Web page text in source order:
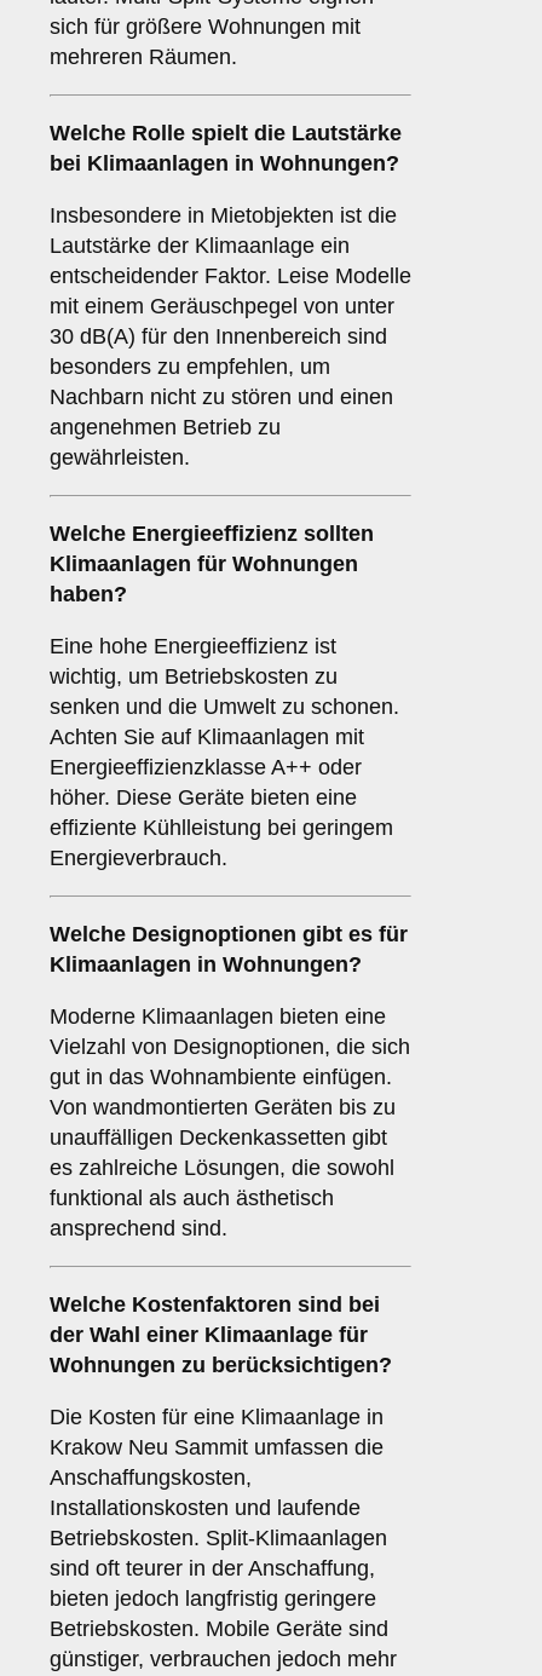
sich für größere Wohnungen mit
mehreren Räumen.
Welche Rolle spielt die Lautstärke
bei Klimaanlagen in Wohnungen?
Insbesondere in Mietobjekten ist die
Lautstärke der Klimaanlage ein
entscheidender Faktor. Leise Modelle
mit einem Geräuschpegel von unter
30 dB(A) für den Innenbereich sind
besonders zu empfehlen, um
Nachbarn nicht zu stören und einen
angenehmen Betrieb zu
gewährleisten.
Welche Energieeffizienz sollten
Klimaanlagen für Wohnungen
haben?
Eine hohe Energieeffizienz ist
wichtig, um Betriebskosten zu
senken und die Umwelt zu schonen.
Achten Sie auf Klimaanlagen mit
Energieeffizienzklasse A++ oder
höher. Diese Geräte bieten eine
effiziente Kühlleistung bei geringem
Energieverbrauch.
Welche Designoptionen gibt es für
Klimaanlagen in Wohnungen?
Moderne Klimaanlagen bieten eine
Vielzahl von Designoptionen, die sich
gut in das Wohnambiente einfügen.
Von wandmontierten Geräten bis zu
unauffälligen Deckenkassetten gibt
es zahlreiche Lösungen, die sowohl
funktional als auch ästhetisch
ansprechend sind.
Welche Kostenfaktoren sind bei
der Wahl einer Klimaanlage für
Wohnungen zu berücksichtigen?
Die Kosten für eine Klimaanlage in
Krakow Neu Sammit umfassen die
Anschaffungskosten,
Installationskosten und laufende
Betriebskosten. Split-Klimaanlagen
sind oft teurer in der Anschaffung,
bieten jedoch langfristig geringere
Betriebskosten. Mobile Geräte sind
günstiger, verbrauchen jedoch mehr